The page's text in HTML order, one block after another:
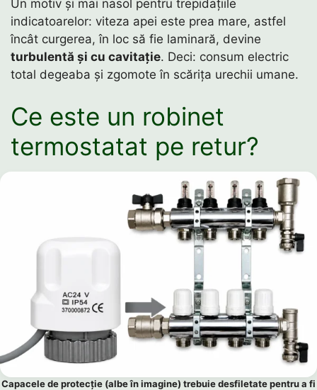
Un motiv și mai nasol pentru trepidațiile
indicatoarelor: viteza apei este prea mare, astfel
încât curgerea, în loc să fie laminară, devine
turbulentă și cu cavitație. Deci: consum electric
total degeaba și zgomote în scărița urechii umane.
Ce este un robinet
termostatat pe retur?
Capacele de protecție (albe în imagine) trebuie desfiletate pentru a fi